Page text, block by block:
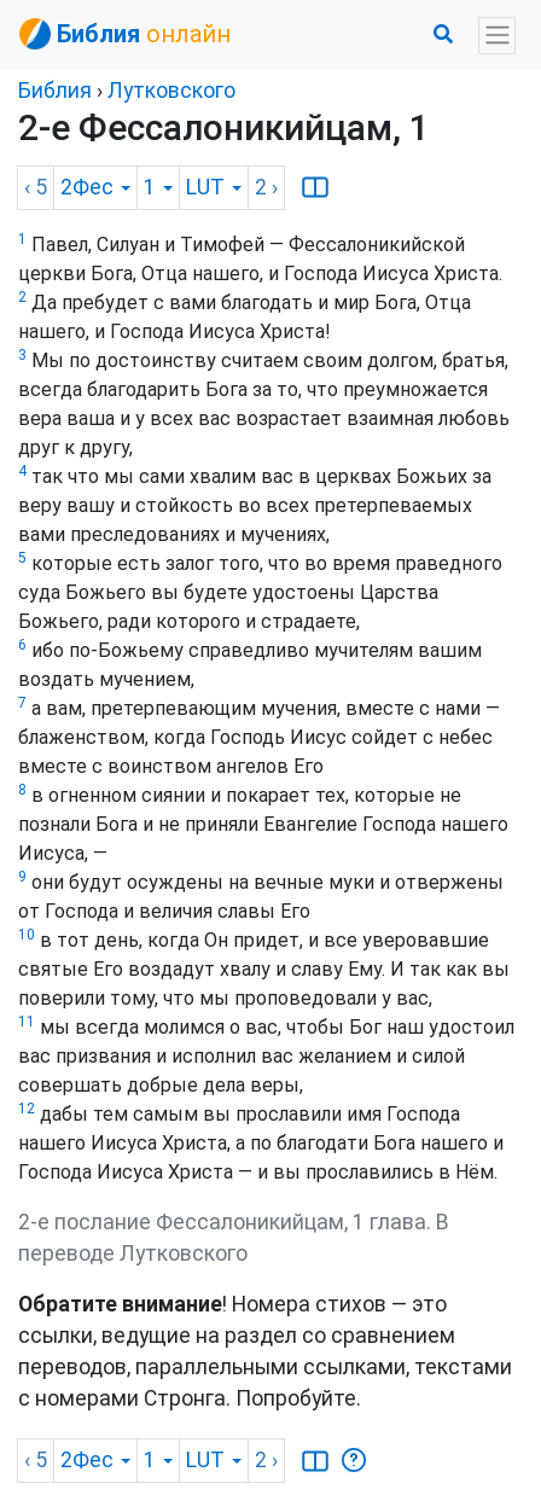
Библия онлайн
Библия › Лутковского
2-е Фессалоникийцам, 1
‹ 5 2Фес 1 LUT 2 ›
1
Павел, Силуан и Тимофей — Фессалоникийской
церкви Бога, Отца нашего, и Господа Иисуса Христа.
2 Да пребудет с вами благодать и мир Бога, Отца
нашего, и Господа Иисуса Христа!
3 Мы по достоинству считаем своим долгом, братья,
всегда благодарить Бога за то, что преумножается
вера ваша и у всех вас возрастает взаимная любовь
друг к другу,
4так что мы сами хвалим вас в церквах Божьих за
веру вашу и стойкость во всех претерпеваемых
вами преследованиях и мучениях,
5 которые есть залог того, что во время праведного
суда Божьего вы будете удостоены Царства
Божьего, ради которого и страдаете,
6 ибо по-Божьему справедливо мучителям вашим
воздать мучением,
7 а вам, претерпевающим мучения, вместе с нами —
блаженством, когда Господь Иисус сойдет с небес
вместе с воинством ангелов Его
8 в огненном сиянии и покарает тех, которые не
познали Бога и не приняли Евангелие Господа нашего
Иисуса, —
9 они будут осуждены на вечные муки и отвержены
от Господа и величия славы Его
10 в тот день, когда Он придет, и все уверовавшие
святые Его воздадут хвалу и славу Ему. И так как вы
поверили тому, что мы проповедовали у вас,
11 мы всегда молимся о вас, чтобы Бог наш удостоил
вас призвания и исполнил вас желанием и силой
совершать добрые дела веры,
12 дабы тем самым вы прославили имя Господа
нашего Иисуса Христа, а по благодати Бога нашего и
Господа Иисуса Христа — и вы прославились в Нём.
2-е послание Фессалоникийцам, 1 глава. В
переводе Лутковского
Обратите внимание! Номера стихов — это
ссылки, ведущие на раздел со сравнением
переводов, параллельными ссылками, текстами
с номерами Стронга. Попробуйте.
‹ 5 2Фес 1 LUT 2 ›